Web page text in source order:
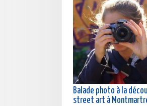
Balade photo à la
street art à